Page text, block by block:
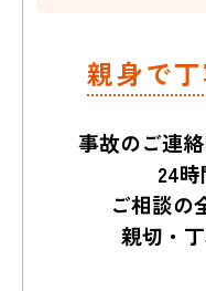
親身で
事故のご連
24時
ご相談の
親切・